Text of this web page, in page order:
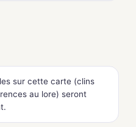
sur cette carte (clins
au lore) seront